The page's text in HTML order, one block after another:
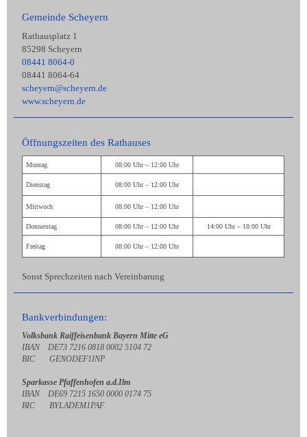
Gemeinde Scheyern
Rathausplatz 1
85298 Scheyern
08441 8064-0
08441 8064-64
scheyern@scheyern.de
www.scheyern.de
Öffnungszeiten des Rathauses
Montag 08:00 Uhr – 12:00 Uhr
Dienstag 08:00 Uhr – 12:00 Uhr
Mittwoch 08:00 Uhr – 12:00 Uhr
Donnerstag 08:00 Uhr – 12:00 Uhr 14:00 Uhr – 18:00 Uhr
Freitag 08:00 Uhr – 12:00 Uhr
Sonst Sprechzeiten nach Vereinbarung
Bankverbindungen:
Volksbank Raiffeisenbank Bayern Mitte eG
IBAN DE73 7216 0818 0002 5104 72
BIC GENODEF1INP
Sparkasse Pfaffenhofen a.d.Ilm
IBAN DE69 7215 1650 0000 0174 75
BIC BYLADEM1PAF